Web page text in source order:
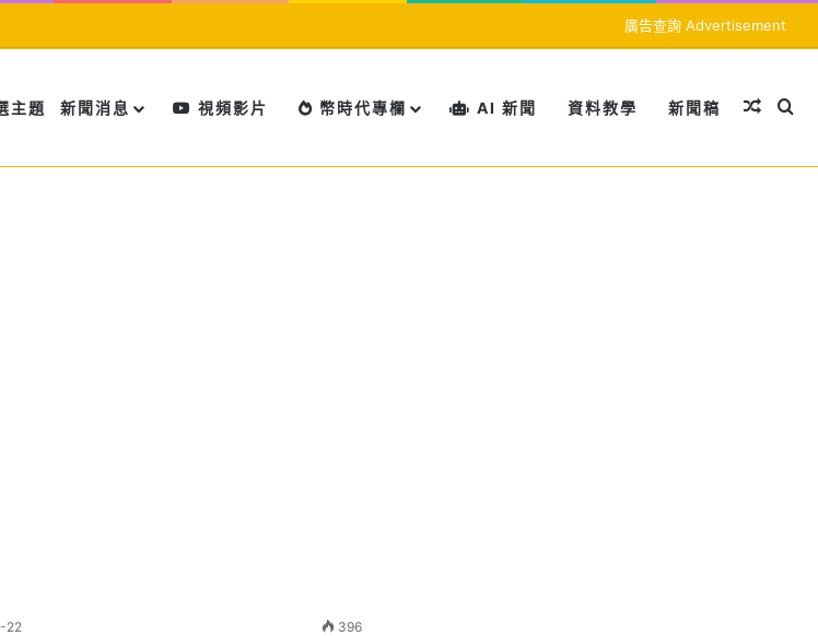
廣告查詢 Advertisement
主題 新聞消息 視頻影片 幣時代專欄 AI 新聞 資料教學 新聞稿 隨機文
搜
22 396